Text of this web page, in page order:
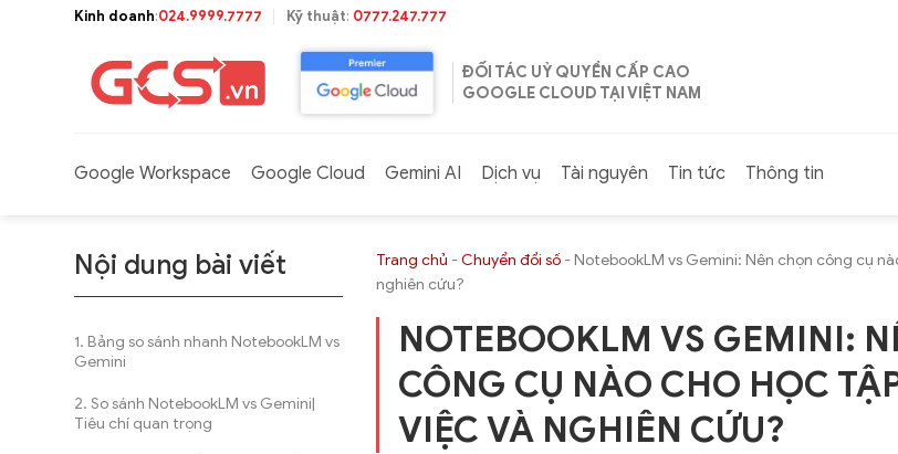
Kinh doanh:024.9999.7777 Kỹ thuật: 0777.247.777
ĐỐI TÁC UỶ QUYỀN CẤP CAO
GOOGLE CLOUD TẠI VIỆT NAM
Google Workspace Google Cloud Gemini AI Dịch vụ Tài nguyên Tin tức Thông tin
Nội dung bài viết
Bảng so sánh nhanh NotebookLM vs
Gemini
So sánh NotebookLM vs Gemini|
Tiêu chí quan trọng
Trang chủ -Chuyển đổi số-NotebookLM vs Gemini: Nên chọn công cụ
nghiên cứu?
NOTEBOOKLM VS GEMINI:
CÔNG CỤ NÀO CHO HỌC
VIỆC VÀ NGHIÊN CỨU?